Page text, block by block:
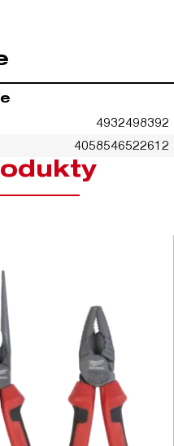
4932498392
4058546522612